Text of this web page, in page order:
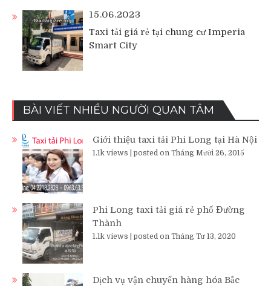
15.06.2023
Taxi tải giá rẻ tại chung cư Imperia
Smart City
BÀI VIẾT NHIỀU NGƯỜI QUAN TÂM
Giới thiệu taxi tải Phi Long tại Hà Nội
1.1k views posted on Tháng Mười 26, 2015
Phi Long taxi tải giá rẻ phố Đường
Thành
1.1k views posted on Tháng Tư 13, 2020
Dịch vụ vận chuyển hàng hóa Bắc